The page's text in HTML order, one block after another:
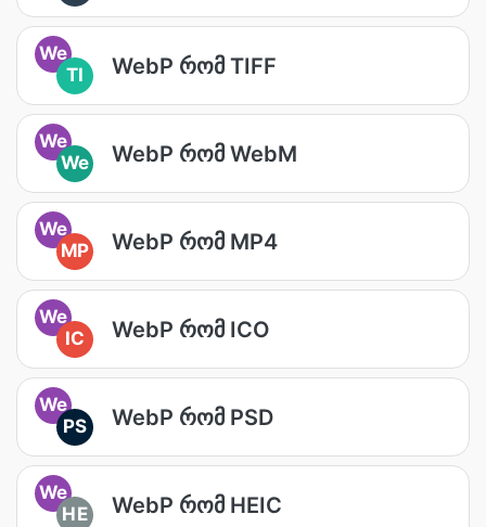
We
TI
WebP რომ TIFF
We
We
WebP რომ WebM
We
MP
WebP რომ MP4
We
IC
WebP რომ ICO
We
PS
WebP რომ PSD
We
HE
WebP რომ HEIC